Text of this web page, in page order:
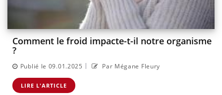
Comment le froid impacte-t-il notre organisme
?
Publié le 09.01.2025 | Par Mégane Fleury
LIRE L'ARTICLE